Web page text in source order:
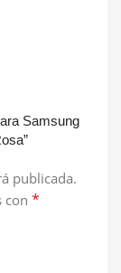
Samsung
publicada.
con *